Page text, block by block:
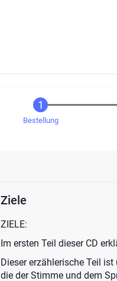
Bestellung
Ziele
ZIELE:
Im ersten Teil dieser CD
Dieser erzählerische Teil
die der Stimme und dem